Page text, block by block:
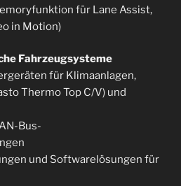
für Lane Assist,
in Motion)
Fahrzeugsysteme
für Klimaanlagen,
Thermo Top C/V) und
Bus-
und Softwarelösungen für